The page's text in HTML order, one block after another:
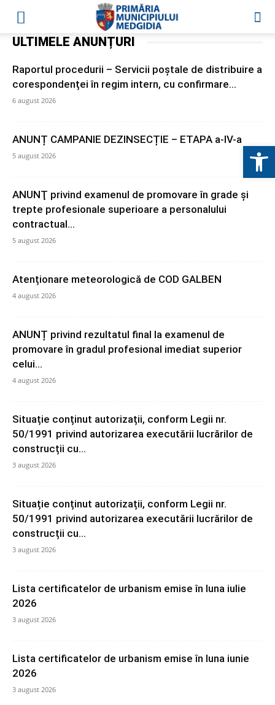
ULTIMELE ANUNȚURI
Raportul procedurii – Servicii poştale de distribuire a
corespondenței în regim intern, cu confirmare...
6 august 2026
ANUNȚ CAMPANIE DEZINSECȚIE – ETAPA a-IV-a
5 august 2026
ANUNŢ privind examenul de promovare în grade și
trepte profesionale superioare a personalului
contractual...
5 august 2026
Atenționare meteorologică de COD GALBEN
4 august 2026
ANUNȚ privind rezultatul final la examenul de
promovare în gradul profesional imediat superior
celui...
4 august 2026
Situație conținut autorizații, conform Legii nr.
50/1991 privind autorizarea executării lucrărilor de
construcții cu...
3 august 2026
Situație conținut autorizații, conform Legii nr.
50/1991 privind autorizarea executării lucrărilor de
construcții cu...
3 august 2026
Lista certificatelor de urbanism emise în luna iulie
2026
3 august 2026
Lista certificatelor de urbanism emise în luna iunie
2026
3 august 2026